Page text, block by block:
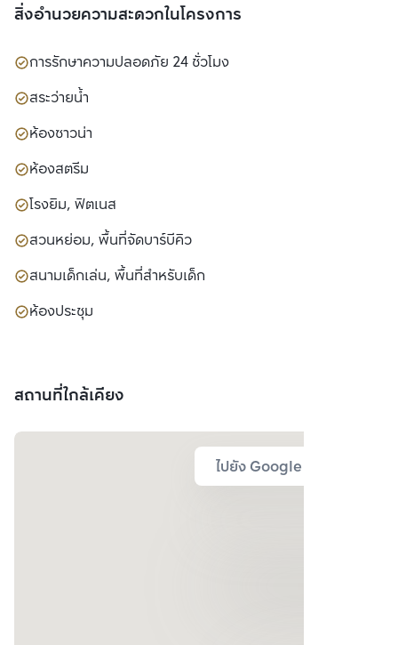
สิ่งอำนวยความสะดวกในโครงการ
การรักษาความปลอดภัย 24 ชั่วโมง
สระว่ายน้ำ
ห้องซาวน่า
ห้องสตรีม
โรงยิม, ฟิตเนส
สวนหย่อม, พื้นที่จัดบาร์บีคิว
สนามเด็กเล่น, พื้นที่สำหรับเด็ก
ห้องประชุม
สถานที่ใกล้เคียง
ไปยัง Google Map